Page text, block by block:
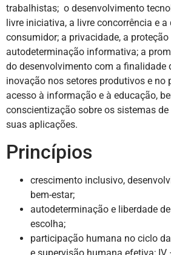
trabalhistas; o desenvolvimento
livre iniciativa, a livre concorrência e a
consumidor; a privacidade, a proteção
autodeterminação informativa; a
do desenvolvimento com a finalidade
inovação nos setores produtivos e no
acesso à informação e à educação,
conscientização sobre os sistemas
suas aplicações.
Princípios
crescimento inclusivo,
bem-estar;
autodeterminação e liberdade
escolha;
participação humana no ciclo